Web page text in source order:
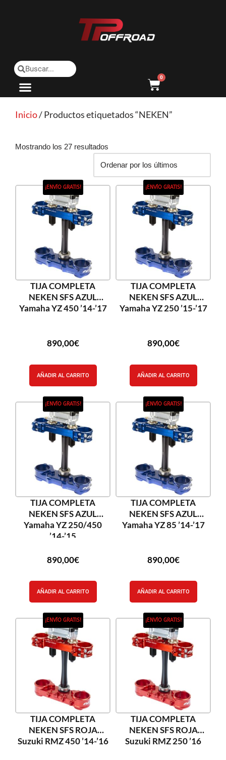
0
Inicio/ Productos etiquetados “NEKEN”
Mostrando los 27 resultados
¡ENVÍO GRATIS!
TIJA COMPLETA
NEKEN SFS AZUL
Yamaha YZ 450 ’14-’17
890,00€
AÑADIR AL CARRITO
¡ENVÍO GRATIS!
TIJA COMPLETA
NEKEN SFS AZUL
Yamaha YZ 250 ’15-’17
890,00€
AÑADIR AL CARRITO
¡ENVÍO GRATIS!
TIJA COMPLETA
NEKEN SFS AZUL
Yamaha YZ 250/450
’14-’15
890,00€
AÑADIR AL CARRITO
¡ENVÍO GRATIS!
TIJA COMPLETA
NEKEN SFS AZUL
Yamaha YZ 85 ’14-’17
890,00€
AÑADIR AL CARRITO
¡ENVÍO GRATIS!
TIJA COMPLETA
NEKEN SFS ROJA
Suzuki RMZ 450 ’14-’16
¡ENVÍO GRATIS!
TIJA COMPLETA
NEKEN SFS ROJA
Suzuki RMZ 250 ’16